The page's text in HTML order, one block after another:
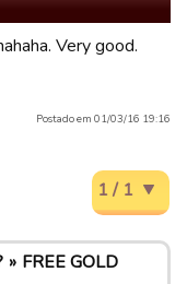
Very good.
Postado em 01/03/16 19:16
1 / 1
FREE GOLD